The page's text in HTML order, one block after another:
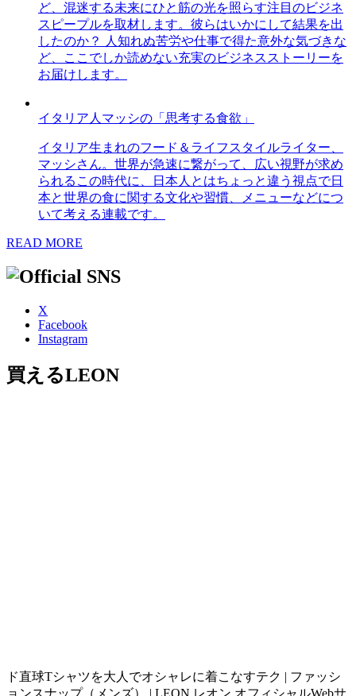
ど、混迷する未来にひと筋の光を照らす注目のビジネ
スピープルを取材します。彼らはいかにして結果を出
したのか？ 人知れぬ苦労や仕事で得た意外な気づきな
ど、ここでしか読めない充実のビジネスストーリーを
お届けします。
イタリア人マッシの「思考する食欲」
イタリア生まれのフード＆ライフスタイルライター、
マッシさん。世界が急速に繋がって、広い視野が求め
られるこの時代に、日本人とはちょっと違う視点で日
本と世界の食に関する文化や習慣、メニューなどにつ
いて考える連載です。
READ MORE
X
Facebook
Instagram
買えるLEON
ド直球Tシャツを大人でオシャレに着こなすテク | ファッシ
ョンスナップ（メンズ） | LEON レオン オフィシャルWebサ